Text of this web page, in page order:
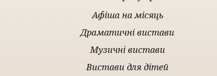
Афіша на місяць
Драматичні вистави
Музичні вистави
Вистави для дітей